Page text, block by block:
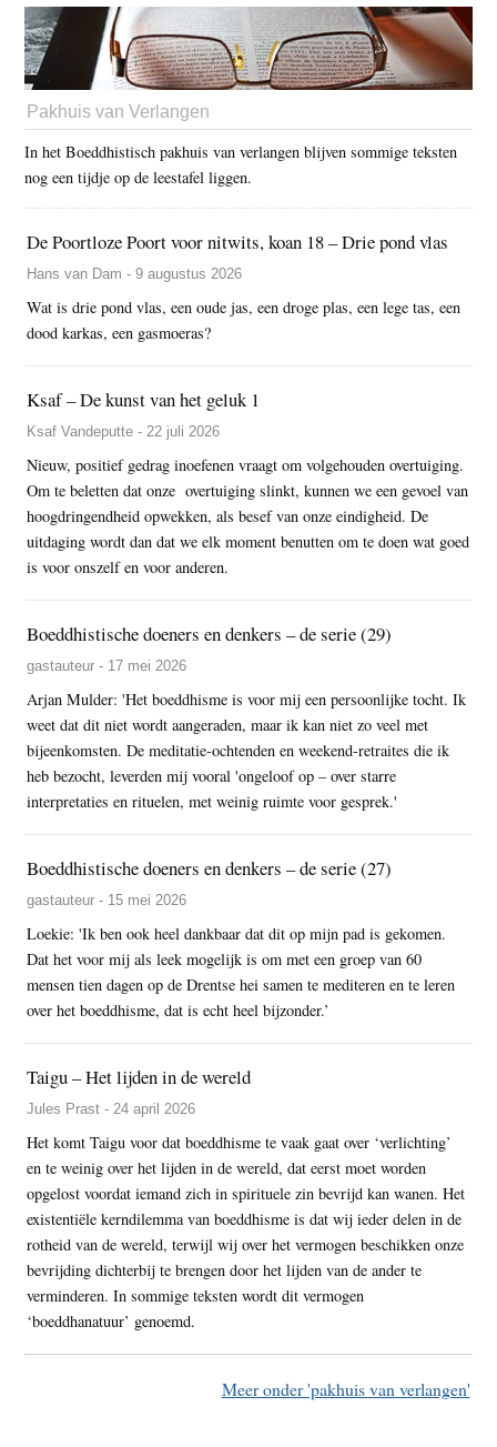
Pakhuis van Verlangen
In het Boeddhistisch pakhuis van verlangen blijven sommige teksten
nog een tijdje op de leestafel liggen.
De Poortloze Poort voor nitwits, koan 18 – Drie pond vlas
Hans van Dam - 9 augustus 2026
Wat is drie pond vlas, een oude jas, een droge plas, een lege tas, een
dood karkas, een gasmoeras?
Ksaf – De kunst van het geluk 1
Ksaf Vandeputte - 22 juli 2026
Nieuw, positief gedrag inoefenen vraagt om volgehouden overtuiging.
Om te beletten dat onze overtuiging slinkt, kunnen we een gevoel van
hoogdringendheid opwekken, als besef van onze eindigheid. De
uitdaging wordt dan dat we elk moment benutten om te doen wat goed
is voor onszelf en voor anderen.
Boeddhistische doeners en denkers – de serie (29)
gastauteur - 17 mei 2026
Arjan Mulder: 'Het boeddhisme is voor mij een persoonlijke tocht. Ik
weet dat dit niet wordt aangeraden, maar ik kan niet zo veel met
bijeenkomsten. De meditatie-ochtenden en weekend-retraites die ik
heb bezocht, leverden mij vooral 'ongeloof op – over starre
interpretaties en rituelen, met weinig ruimte voor gesprek.'
Boeddhistische doeners en denkers – de serie (27)
gastauteur - 15 mei 2026
Loekie: 'Ik ben ook heel dankbaar dat dit op mijn pad is gekomen.
Dat het voor mij als leek mogelijk is om met een groep van 60
mensen tien dagen op de Drentse hei samen te mediteren en te leren
over het boeddhisme, dat is echt heel bijzonder.’
Taigu – Het lijden in de wereld
Jules Prast - 24 april 2026
Het komt Taigu voor dat boeddhisme te vaak gaat over ‘verlichting’
en te weinig over het lijden in de wereld, dat eerst moet worden
opgelost voordat iemand zich in spirituele zin bevrijd kan wanen. Het
existentiële kerndilemma van boeddhisme is dat wij ieder delen in de
rotheid van de wereld, terwijl wij over het vermogen beschikken onze
bevrijding dichterbij te brengen door het lijden van de ander te
verminderen. In sommige teksten wordt dit vermogen
‘boeddhanatuur’ genoemd.
Meer onder 'pakhuis van verlangen'